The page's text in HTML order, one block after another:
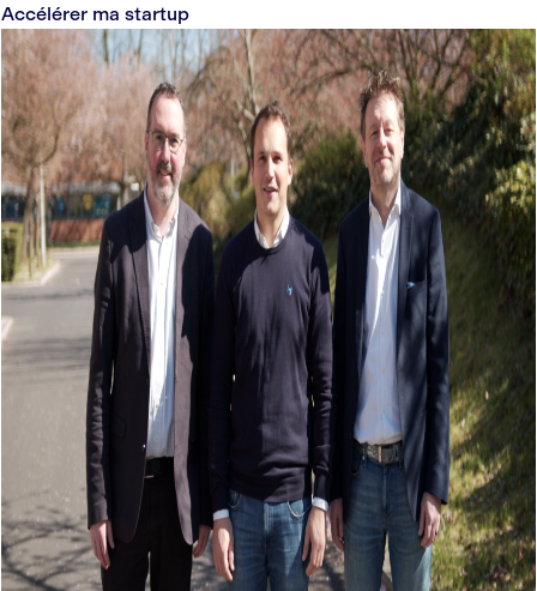
Accélérer ma startup